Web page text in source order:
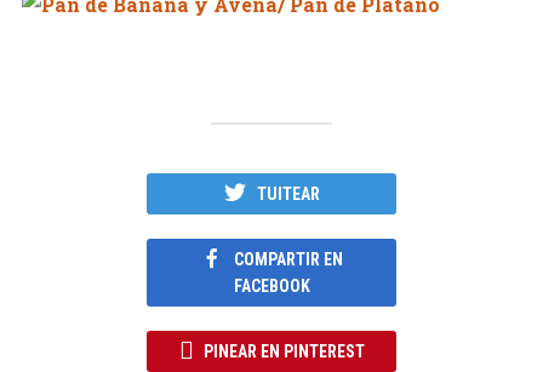
TUITEAR
COMPARTIR EN
FACEBOOK
PINEAR EN PINTEREST